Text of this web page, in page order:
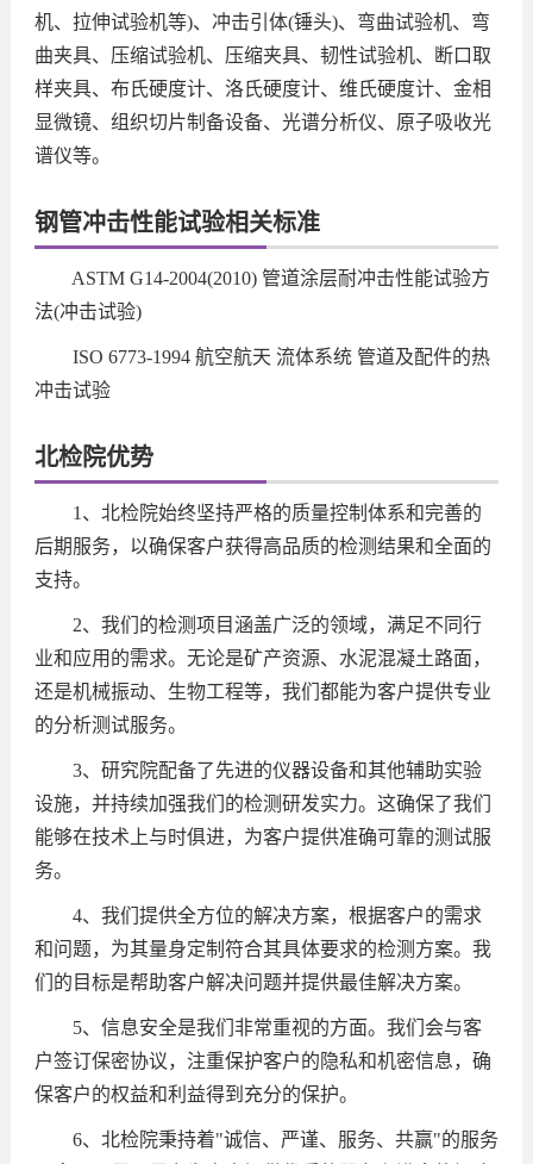
机、拉伸试验机等)、冲击引体(锤头)、弯曲试验机、弯
曲夹具、压缩试验机、压缩夹具、韧性试验机、断口取
样夹具、布氏硬度计、洛氏硬度计、维氏硬度计、金相
显微镜、组织切片制备设备、光谱分析仪、原子吸收光
谱仪等。
钢管冲击性能试验相关标准
ASTM G14-2004(2010) 管道涂层耐冲击性能试验方
法(冲击试验)
ISO 6773-1994 航空航天 流体系统 管道及配件的热
冲击试验
北检院优势
1、北检院始终坚持严格的质量控制体系和完善的
后期服务，以确保客户获得高品质的检测结果和全面的
支持。
2、我们的检测项目涵盖广泛的领域，满足不同行
业和应用的需求。无论是矿产资源、水泥混凝土路面，
还是机械振动、生物工程等，我们都能为客户提供专业
的分析测试服务。
3、研究院配备了先进的仪器设备和其他辅助实验
设施，并持续加强我们的检测研发实力。这确保了我们
能够在技术上与时俱进，为客户提供准确可靠的测试服
务。
4、我们提供全方位的解决方案，根据客户的需求
和问题，为其量身定制符合其具体要求的检测方案。我
们的目标是帮助客户解决问题并提供最佳解决方案。
5、信息安全是我们非常重视的方面。我们会与客
户签订保密协议，注重保护客户的隐私和机密信息，确
保客户的权益和利益得到充分的保护。
6、北检院秉持着"诚信、严谨、服务、共赢"的服务